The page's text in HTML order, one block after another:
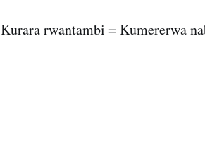
Kurara rwantambi = Kumererwa